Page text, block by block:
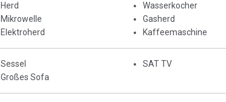
Herd
Mikrowelle
Elektroherd
Wasserkocher
Gasherd
Kaffeemaschine
Sessel
Großes Sofa
SAT TV